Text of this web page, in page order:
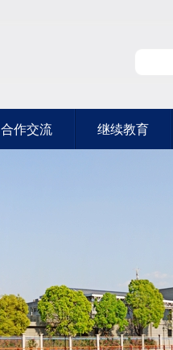
合作交流 继续教育